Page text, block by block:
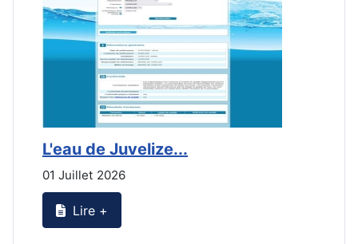
L'eau de Juvelize...
01 Juillet 2026
Lire +